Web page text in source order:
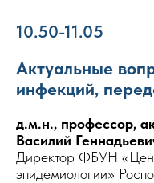
10.50-11.05
Актуальные
инфекций,
д.м.н., профессор,
Василий
Директор ФБУН
эпидемиологии»